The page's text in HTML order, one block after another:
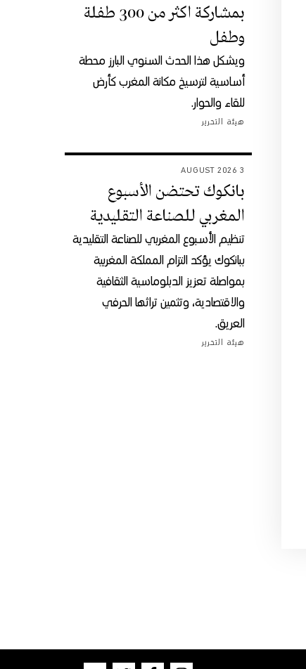
بمشاركة اكثر من 300 طفلة
وطفل
ويشكل هذا الحدث السنوي البارز محطة
أساسية لترسيخ مكانة المغرب كأرض
للقاء والحوار.
هيئة التحرير
3 AUGUST 2026
بانكوك تحتضن الأسبوع
المغربي للصناعة التقليدية
تنظيم الأسبوع المغربي للصناعة التقليدية
ببانكوك يؤكد التزام المملكة المغربية
بمواصلة تعزيز الدبلوماسية الثقافية
والاقتصادية، وتثمين تراثها الحرفي
العريق.
هيئة التحرير